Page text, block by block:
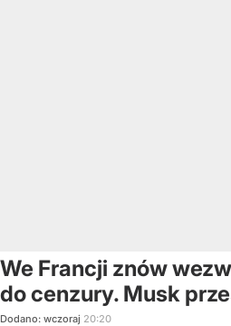
We Francji znów
do cenzury. Musk
Dodano: wczoraj 20:20